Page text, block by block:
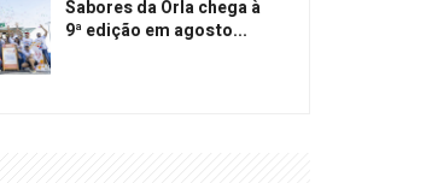
Sabores da Orla chega à
9ª edição em agosto...